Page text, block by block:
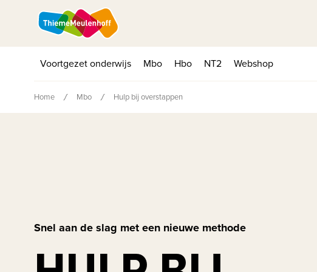
Voortgezet onderwijs Mbo Hbo NT2 Webshop
Home Mbo Hulp bij overstappen
Snel aan de slag met een nieuwe methode